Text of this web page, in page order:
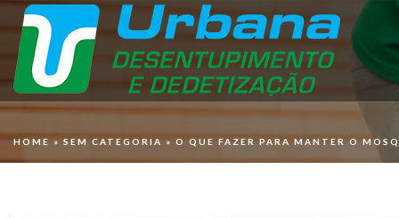
HOME»SEM CATEGORIA » O QUE FAZER PARA MANTER O